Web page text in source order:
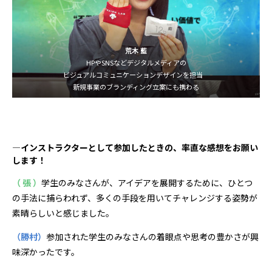
荒木 藍
HPやSNSなどデジタルメディアの
ビジュアルコミュニケーションデザインを担当
新規事業のブランディング立案にも携わる
―インストラクターとして参加したときの、率直な感想をお願い
します！
（ 張 ） 学生のみなさんが、アイデアを展開するために、ひとつ
の手法に捕らわれず、多くの手段を用いてチャレンジする姿勢が
素晴らしいと感じました。
（勝村） 参加された学生のみなさんの着眼点や思考の豊かさが興
味深かったです。